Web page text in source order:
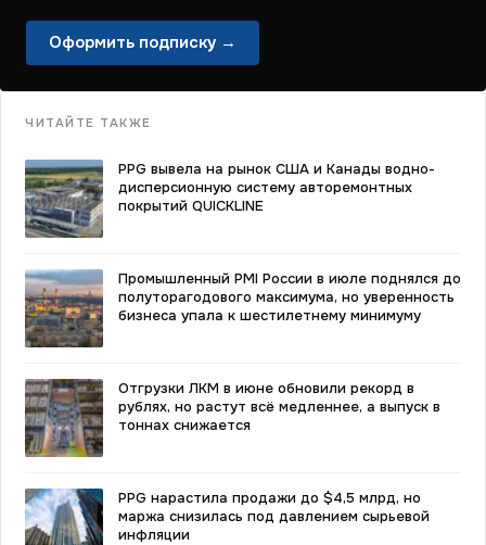
Оформить подписку →
ЧИТАЙТЕ ТАКЖЕ
PPG вывела на рынок США и Канады водно-
дисперсионную систему авторемонтных
покрытий QUICKLINE
Промышленный PMI России в июле поднялся до
полуторагодового максимума, но уверенность
бизнеса упала к шестилетнему минимуму
Отгрузки ЛКМ в июне обновили рекорд в
рублях, но растут всё медленнее, а выпуск в
тоннах снижается
PPG нарастила продажи до $4,5 млрд, но
маржа снизилась под давлением сырьевой
инфляции